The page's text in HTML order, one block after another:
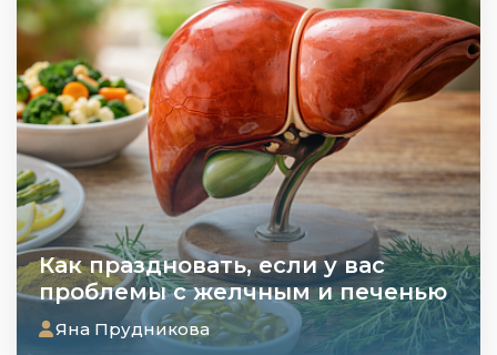
Как праздновать, если у вас
проблемы с желчным и печенью
Яна Прудникова